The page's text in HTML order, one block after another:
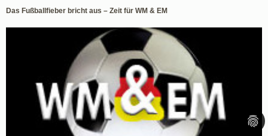
Das Fußballfieber bricht aus – Zeit für WM & EM